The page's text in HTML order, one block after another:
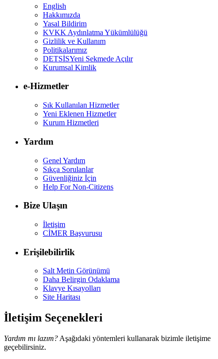
English
Hakkımızda
Yasal Bildirim
KVKK Aydınlatma Yükümlülüğü
Gizlilik ve Kullanım
Politikalarımız
DETSİSYeni Sekmede Açılır
Kurumsal Kimlik
e-Hizmetler
Sık Kullanılan Hizmetler
Yeni Eklenen Hizmetler
Kurum Hizmetleri
Yardım
Genel Yardım
Sıkça Sorulanlar
Güvenliğiniz İçin
Help For Non-Citizens
Bize Ulaşın
İletişim
CİMER Başvurusu
Erişilebilirlik
Salt Metin Görünümü
Daha Belirgin Odaklama
Klavye Kısayolları
Site Haritası
İletişim Seçenekleri
Yardım mı lazım? Aşağıdaki yöntemleri kullanarak bizimle iletişime
geçebilirsiniz.